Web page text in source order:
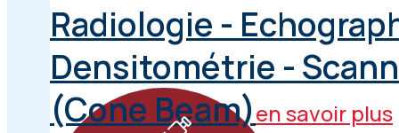
Radiologie -
Densitométrie -
(Cone Beam)en savoir plus